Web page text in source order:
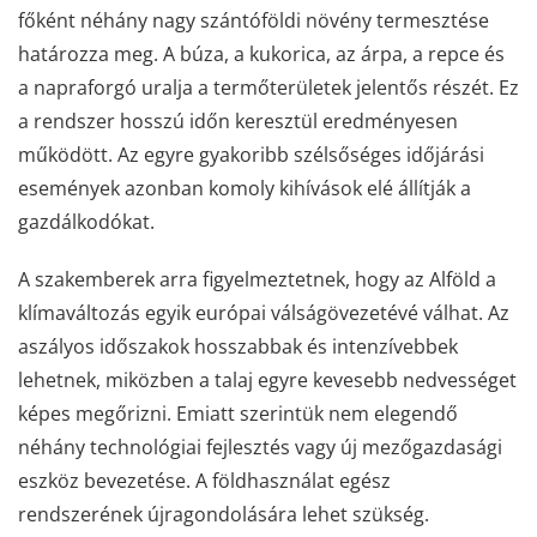
főként néhány nagy szántóföldi növény termesztése
határozza meg. A búza, a kukorica, az árpa, a repce és
a napraforgó uralja a termőterületek jelentős részét. Ez
a rendszer hosszú időn keresztül eredményesen
működött. Az egyre gyakoribb szélsőséges időjárási
események azonban komoly kihívások elé állítják a
gazdálkodókat.
A szakemberek arra figyelmeztetnek, hogy az Alföld a
klímaváltozás egyik európai válságövezetévé válhat. Az
aszályos időszakok hosszabbak és intenzívebbek
lehetnek, miközben a talaj egyre kevesebb nedvességet
képes megőrizni. Emiatt szerintük nem elegendő
néhány technológiai fejlesztés vagy új mezőgazdasági
eszköz bevezetése. A földhasználat egész
rendszerének újragondolására lehet szükség.